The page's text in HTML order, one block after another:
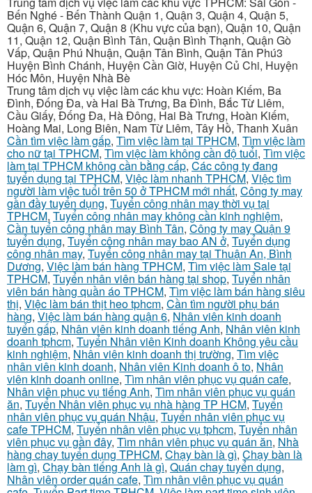
Bến Nghé - Bến Thành Quận 1, Quận 3, Quận 4, Quận 5,
Quận 6, Quận 7, Quận 8 (Khu vực của bạn), Quận 10, Quận
11, Quận 12, Quận Bình Tân, Quận Bình Thạnh, Quận Gò
Vấp, Quận Phú Nhuận, Quận Tân Bình, Quận Tân Phú3
Huyện Bình Chánh, Huyện Cần Giờ, Huyện Củ Chi, Huyện
Hóc Môn, Huyện Nhà Bè
Trung tâm dịch vụ việc làm các khu vực: Hoàn Kiếm, Ba
Đình, Đống Đa, và Hai Bà Trưng, Ba Đình, Bắc Từ Liêm,
Cầu Giấy, Đống Đa, Hà Đông, Hai Bà Trưng, Hoàn Kiếm,
Hoàng Mai, Long Biên, Nam Từ Liêm, Tây Hồ, Thanh Xuân
Cần tìm việc làm gấp, Tìm việc làm tại TPHCM, Tìm việc làm
cho nữ tại TPHCM, Tìm việc làm không cần độ tuổi, Tìm việc
làm tại TPHCM không cần bằng cấp, Các công ty đang
tuyển dụng tại TPHCM, Việc làm nhanh TPHCM, Việc tìm
người làm việc tuổi trên 50 ở TPHCM mới nhất, Công ty may
gần đầy tuyển dụng, Tuyển công nhân may thời vụ tại
TPHCM, Tuyển công nhân may không cần kinh nghiệm,
Cần tuyển công nhân may Bình Tân, Công ty may Quận 9
tuyển dụng, Tuyển công nhân may bao AN ở, Tuyển dụng
công nhân may, Tuyển công nhân may tại Thuận An, Bình
Dương, Việc làm bán hàng TPHCM, Tìm việc làm Sale tại
TPHCM, Tuyển nhân viên bán hàng tại shop, Tuyển nhân
viên bán hàng quần áo TPHCM, Tìm việc làm bán hàng siêu
thị, Việc làm bán thịt heo tphcm, Cần tìm người phụ bán
hàng, Việc làm bán hàng quận 6, Nhân viên kinh doanh
tuyển gấp, Nhân viên kinh doanh tiếng Anh, Nhân viên kinh
doanh tphcm, Tuyển Nhân viên Kinh doanh Không yêu cầu
kinh nghiệm, Nhân viên kinh doanh thị trường, Tìm việc
nhân viên kinh doanh, Nhân viên Kinh doanh ô to, Nhân
viên kinh doanh online, Tìm nhân viên phục vụ quán cafe,
Nhân viên phục vụ tiếng Anh, Tìm nhân viên phục vụ quán
ăn, Tuyển Nhân viên phục vụ nhà hàng TP HCM, Tuyển
nhân viên phục vụ quán Nhậu, Tuyển nhân viên phục vụ
cafe TPHCM, Tuyển nhân viên phục vụ tphcm, Tuyển nhân
viên phục vụ gần đây, Tìm nhân viên phục vụ quán ăn, Nhà
hàng chay tuyển dụng TPHCM, Chạy bàn là gì, Chạy bàn là
làm gì, Chạy bàn tiếng Anh là gì, Quán chay tuyển dụng,
Nhân viên order quán cafe, Tìm nhân viên phục vụ quán